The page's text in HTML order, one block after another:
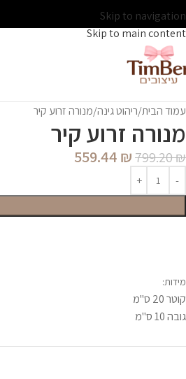
Skip to navigation
Skip to main content
עמוד הבית ריהוט גינה מנורה זרוע קיר
מנורה זרוע קיר
799.20₪
559.44 ₪
מידות:
קוטר 20 ס"מ
גובה 10 ס"מ